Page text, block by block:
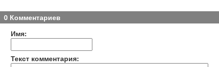
0 Комментариев
Имя:
Текст комментария: